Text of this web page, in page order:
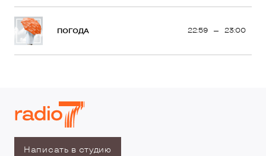
ПОГОДА 22:59 23:00
Написать в студию